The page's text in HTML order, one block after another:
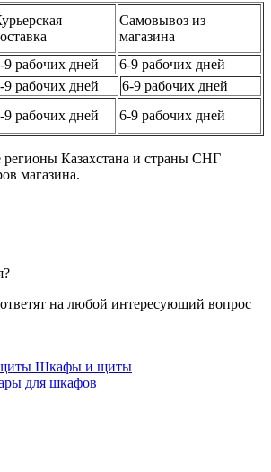
Самовывоз из
магазина
9 рабочих дней
6-9 рабочих дней
9 рабочих дней
6-9 рабочих дней
9 рабочих дней 6-9 рабочих дней
регионы Казахстана и страны СНГ
магазина.
на любой интересующий вопрос
Шкафы и щиты
для шкафов